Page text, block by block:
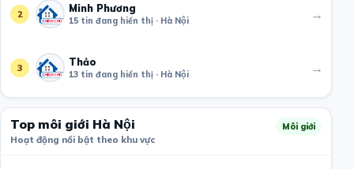
2 Minh Phương
15 tin đang hiển thị · Hà Nội →
3 Thảo
13 tin đang hiển thị · Hà Nội →
Top môi giới Hà Nội
Hoạt động nổi bật theo khu vực
Môi giới